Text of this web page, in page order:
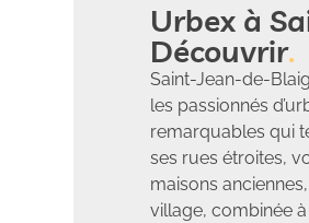
Urbex à
Découvrir
Saint-Jean-de-
les passionnés
remarquables qui
ses rues étroites,
maisons
village, combinée